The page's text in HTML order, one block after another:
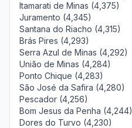
Itamarati de Minas (4,375)
Juramento (4,345)
Santana do Riacho (4,315)
Brás Pires (4,293)
Serra Azul de Minas (4,292)
União de Minas (4,284)
Ponto Chique (4,283)
São José da Safira (4,280)
Pescador (4,256)
Bom Jesus da Penha (4,244)
Dores do Turvo (4,230)